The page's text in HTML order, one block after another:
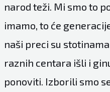
narod teži. Mi smo to
imamo, to će
naši preci su
raznih centara išli i
ponoviti. Izborili smo